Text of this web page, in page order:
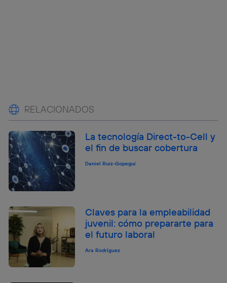
RELACIONADOS
La tecnología Direct-to-Cell y
el fin de buscar cobertura
Daniel Ruiz-Gopegui
Claves para la empleabilidad
juvenil: cómo prepararte para
el futuro laboral
Ara Rodríguez